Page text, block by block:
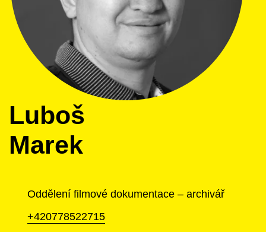
Luboš
Marek
Oddělení filmové dokumentace – archivář
+420778522715